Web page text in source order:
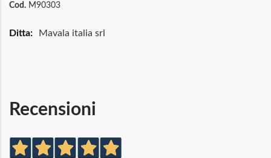
Cod. M90303
MaggioriMavala italia srl
Recensioni